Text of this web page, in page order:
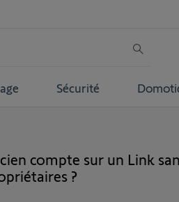
Sécurité
compte sur un Link
?